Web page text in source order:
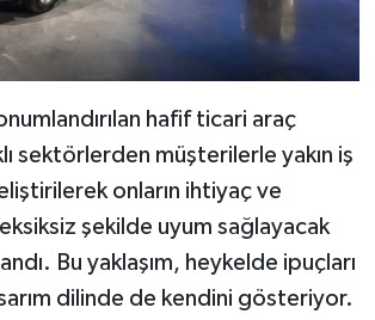
hafif ticari araç
sektörlerden müşterilerle yakın iş
onların ihtiyaç ve
şekilde uyum sağlayacak
Bu yaklaşım, heykelde ipuçları
dilinde de kendini gösteriyor.